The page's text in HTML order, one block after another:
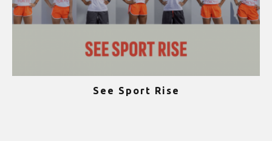
See Sport Rise